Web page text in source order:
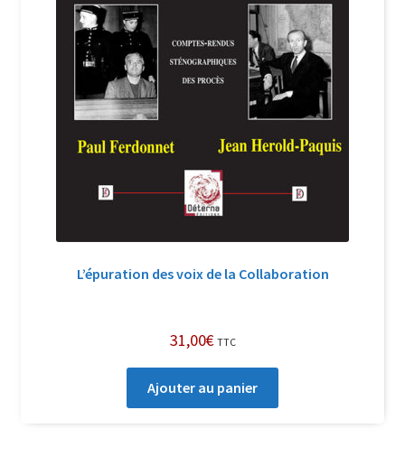
Politique de confidentialité et cookies
Qui sommes-nous ?
Soutien à Philippe Randa
Suivi de la Commande
L’épuration des voix de la Collaboration
31,00€ TTC
Ajouter au panier